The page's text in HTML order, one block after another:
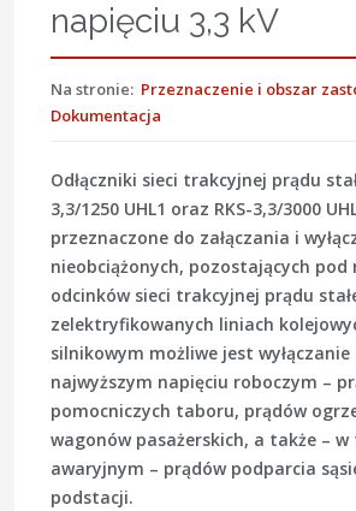
napięciu 3,3 kV
Na stronie: Przeznaczenie i obszar
Dokumentacja
Odłączniki sieci trakcyjnej prądu
3,3/1250 UHL1 oraz RKS-3,3/3000
przeznaczone do załączania i
nieobciążonych, pozostających pod
odcinków sieci trakcyjnej prądu
zelektryfikowanych liniach
silnikowym możliwe jest wyłączanie
najwyższym napięciu roboczym –
pomocniczych taboru, prądów
wagonów pasażerskich, a także –
awaryjnym – prądów podparcia
podstacji.